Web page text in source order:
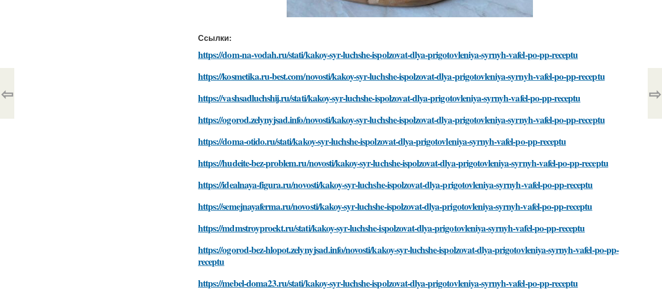
Ссылки:
https://dom-na-vodah.ru/stati/kakoy-syr-luchshe-ispolzovat-dlya-prigotovleniya-syrnyh-vafel-po-pp-receptu
https://kosmetika.ru-best.com/novosti/kakoy-syr-luchshe-ispolzovat-dlya-prigotovleniya-syrnyh-vafel-po-pp-receptu
https://vashsadluchshij.ru/stati/kakoy-syr-luchshe-ispolzovat-dlya-prigotovleniya-syrnyh-vafel-po-pp-receptu
https://ogorod.zelynyjsad.info/novosti/kakoy-syr-luchshe-ispolzovat-dlya-prigotovleniya-syrnyh-vafel-po-pp-receptu
https://doma-otido.ru/stati/kakoy-syr-luchshe-ispolzovat-dlya-prigotovleniya-syrnyh-vafel-po-pp-receptu
https://hudeite-bez-problem.ru/novosti/kakoy-syr-luchshe-ispolzovat-dlya-prigotovleniya-syrnyh-vafel-po-pp-receptu
https://idealnaya-figura.ru/novosti/kakoy-syr-luchshe-ispolzovat-dlya-prigotovleniya-syrnyh-vafel-po-pp-receptu
https://semejnayaferma.ru/novosti/kakoy-syr-luchshe-ispolzovat-dlya-prigotovleniya-syrnyh-vafel-po-pp-receptu
https://mdmstroyproekt.ru/stati/kakoy-syr-luchshe-ispolzovat-dlya-prigotovleniya-syrnyh-vafel-po-pp-receptu
https://ogorod-bez-hlopot.zelynyjsad.info/novosti/kakoy-syr-luchshe-ispolzovat-dlya-prigotovleniya-syrnyh-vafel-po-pp-
receptu
https://mebel-doma23.ru/stati/kakoy-syr-luchshe-ispolzovat-dlya-prigotovleniya-syrnyh-vafel-po-pp-receptu
⇦ ⇨